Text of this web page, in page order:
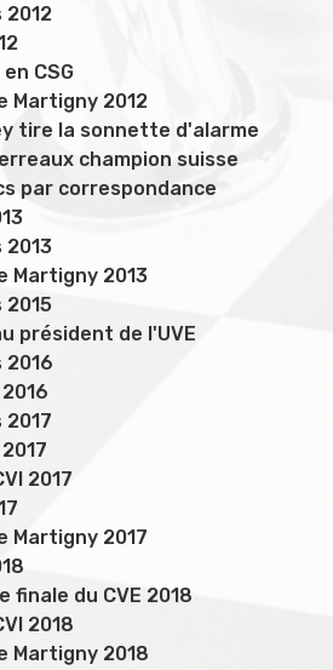
2012
CSG
Martigny 2012
tire la sonnette d'alarme
champion suisse
par correspondance
2013
Martigny 2013
2015
président de l'UVE
2016
2017
2017
Martigny 2017
finale du CVE 2018
2018
Martigny 2018